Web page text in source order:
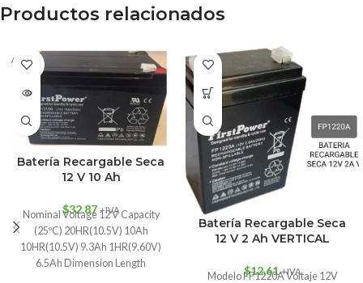
Productos relacionados
AGOT
ADO
Batería Recargable Seca
12 V 10 Ah
$32.87 +IVA
Nominal Voltage 12 V Capacity
(25ºC) 20HR(10.5V) 10Ah
10HR(10.5V) 9.3Ah 1HR(9.60V)
6.5Ah Dimension Length
Batería Recargable Seca
12 V 2 Ah VERTICAL
$12.61 +IVA
Modelo FP1220A Voltaje 12V